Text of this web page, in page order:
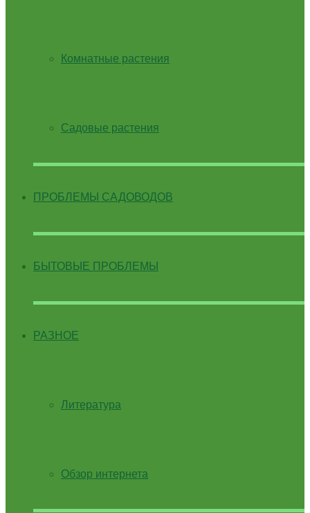
Комнатные растения
Садовые растения
ПРОБЛЕМЫ САДОВОДОВ
БЫТОВЫЕ ПРОБЛЕМЫ
РАЗНОЕ
Литература
Обзор интернета